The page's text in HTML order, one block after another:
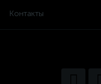
Контакты